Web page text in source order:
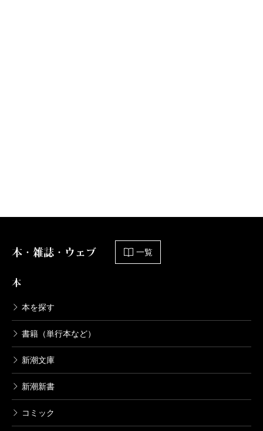
本・雑誌・ウェブ 一覧
本
本を探す
書籍（単行本など）
新潮文庫
新潮新書
コミック